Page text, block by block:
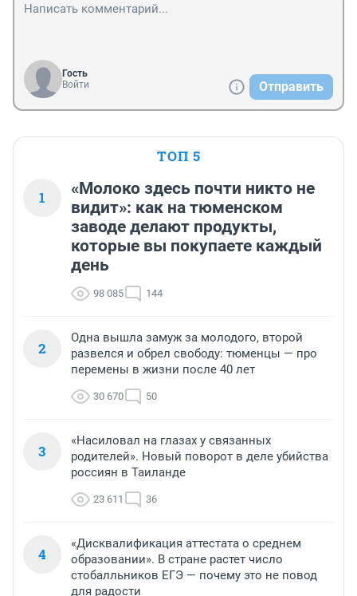
Гость
Войти
Отправить
ТОП 5
1
«Молоко здесь почти никто не
видит»: как на тюменском
заводе делают продукты,
которые вы покупаете каждый
день
98 085 144
2
Одна вышла замуж за молодого, второй
развелся и обрел свободу: тюменцы — про
перемены в жизни после 40 лет
30 670 50
3
«Насиловал на глазах у связанных
родителей». Новый поворот в деле убийства
россиян в Таиланде
23 611 36
4
«Дисквалификация аттестата о среднем
образовании». В стране растет число
стобалльников ЕГЭ — почему это не повод
для радости